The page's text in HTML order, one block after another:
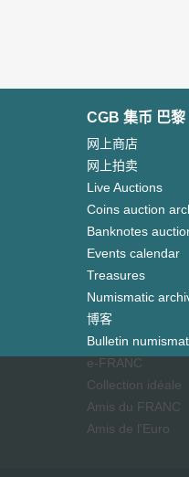
CGB 集币 巴黎
网上商店
网上拍卖
Live Auctions
Coins auction
Banknotes
Events calendar
Treasures
Numismatic
博客
Bulletin
e-FRANC
Collection idéale
Amis du FRANC
Amis de l'Euro